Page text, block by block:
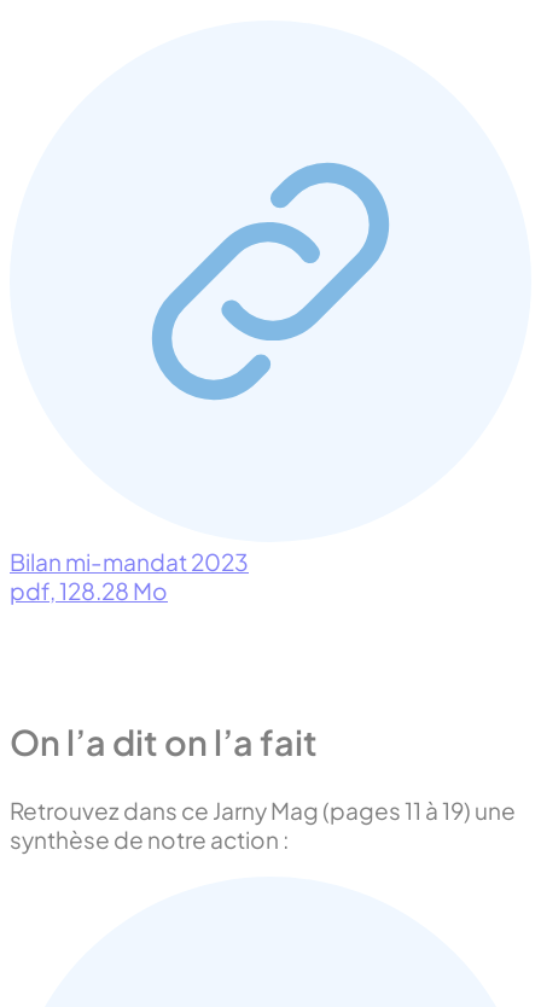
Bilan mi-mandat 2023
pdf, 128.28 Mo
On l’a dit on l’a fait
Retrouvez dans ce Jarny Mag (pages 11 à 19) une
synthèse de notre action :